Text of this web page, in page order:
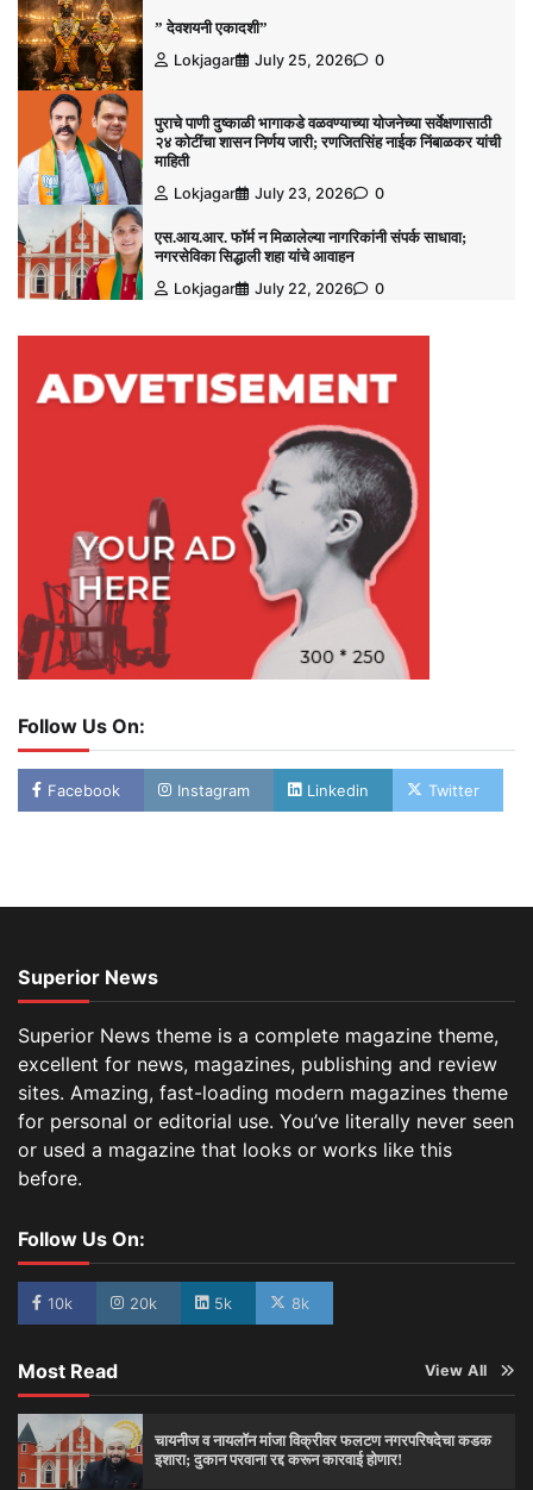
” देवशयनी एकादशी”
Lokjagar
July 25, 2026 0
पुराचे पाणी दुष्काळी भागाकडे वळवण्याच्या योजनेच्या सर्वेक्षणासाठी
२४ कोटींचा शासन निर्णय जारी; रणजितसिंह नाईक निंबाळकर यांची
माहिती
Lokjagar
July 23, 2026 0
एस.आय.आर. फॉर्म न मिळालेल्या नागरिकांनी संपर्क साधावा;
नगरसेविका सिद्धाली शहा यांचे आवाहन
Lokjagar
July 22, 2026 0
Follow Us On:
Facebook Instagram Linkedin Twitter
Superior News
Superior News theme is a complete magazine theme,
excellent for news, magazines, publishing and review
sites. Amazing, fast-loading modern magazines theme
for personal or editorial use. You’ve literally never seen
or used a magazine that looks or works like this
before.
Follow Us On:
10k 20k 5k 8k
Most Read View All
चायनीज व नायलॉन मांजा विक्रीवर फलटण नगरपरिषदेचा कडक
इशारा; दुकान परवाना रद्द करून कारवाई होणार!